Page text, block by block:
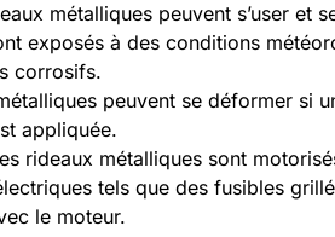
métalliques peuvent s’user et
exposés à des conditions
corrosifs.
peuvent se déformer si
appliquée.
rideaux métalliques sont
tels que des fusibles
le moteur.